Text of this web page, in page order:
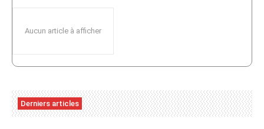
Aucun article à afficher
Derniers articles